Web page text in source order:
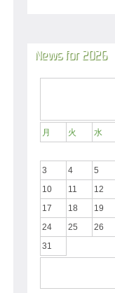
News for 2026
月 火 水
3
4 5
10
11 12
17
18 19
24
25 26
31